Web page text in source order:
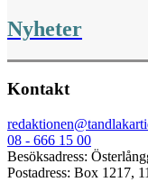
Nyheter
Kontakt
08 - 666 15 00
Besöksadress:
Postadress: Box 1217,